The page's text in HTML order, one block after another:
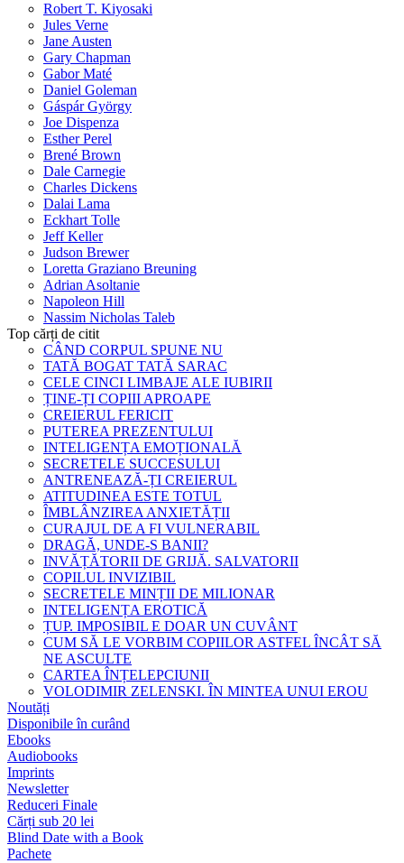
Robert T. Kiyosaki
Jules Verne
Jane Austen
Gary Chapman
Gabor Maté
Daniel Goleman
Gáspár György
Joe Dispenza
Esther Perel
Brené Brown
Dale Carnegie
Charles Dickens
Dalai Lama
Eckhart Tolle
Jeff Keller
Judson Brewer
Loretta Graziano Breuning
Adrian Asoltanie
Napoleon Hill
Nassim Nicholas Taleb
Top cărți de citit
CÂND CORPUL SPUNE NU
TATĂ BOGAT TATĂ SARAC
CELE CINCI LIMBAJE ALE IUBIRII
ȚINE-ȚI COPIII APROAPE
CREIERUL FERICIT
PUTEREA PREZENTULUI
INTELIGENȚA EMOȚIONALĂ
SECRETELE SUCCESULUI
ANTRENEAZĂ-ȚI CREIERUL
ATITUDINEA ESTE TOTUL
ÎMBLÂNZIREA ANXIETĂȚII
CURAJUL DE A FI VULNERABIL
DRAGĂ, UNDE-S BANII?
INVĂȚĂTORII DE GRIJĂ. SALVATORII
COPILUL INVIZIBIL
SECRETELE MINȚII DE MILIONAR
INTELIGENȚA EROTICĂ
ȚUP. IMPOSIBIL E DOAR UN CUVÂNT
CUM SĂ LE VORBIM COPIILOR ASTFEL ÎNCÂT SĂ
NE ASCULTE
CARTEA ÎNȚELEPCIUNII
VOLODIMIR ZELENSKI. ÎN MINTEA UNUI EROU
Noutăți
Disponibile în curând
Ebooks
Audiobooks
Imprints
Newsletter
Reduceri Finale
Cărți sub 20 lei
Blind Date with a Book
Pachete